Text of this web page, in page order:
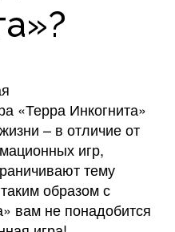
«Терра Инкогнита»
– в отличие от
игр,
тему
образом с
вам не понадобится